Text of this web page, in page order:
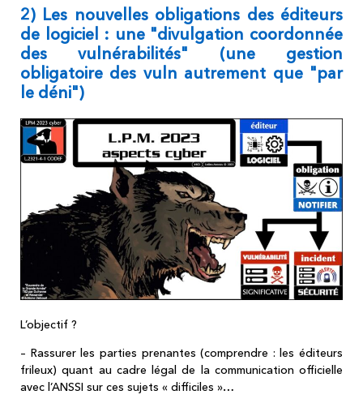
2) Les nouvelles obligations des éditeurs
de logiciel : une "divulgation coordonnée
des vulnérabilités" (une gestion
obligatoire des vuln autrement que "par
le déni")
L’objectif ?
– Rassurer les parties prenantes (comprendre : les éditeurs
frileux) quant au cadre légal de la communication officielle
avec l’ANSSI sur ces sujets « difficiles »…